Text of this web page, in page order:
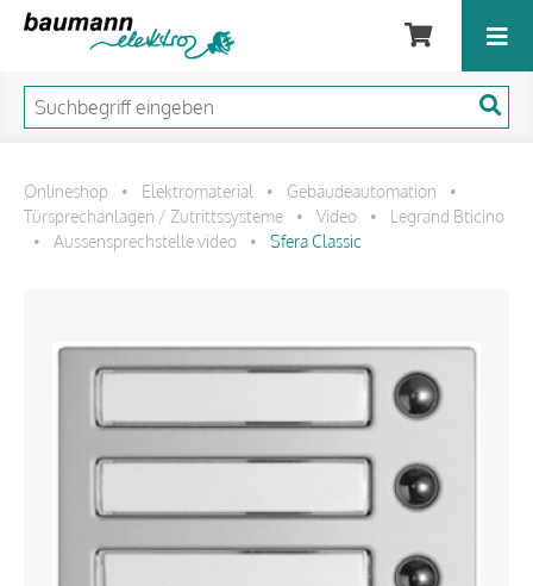
Onlineshop • Elektromaterial • Gebäudeautomation
•
Türsprechanlagen / Zutrittssysteme
• Video •
Legrand Bticino
•
Aussensprechstelle video • Sfera Classic